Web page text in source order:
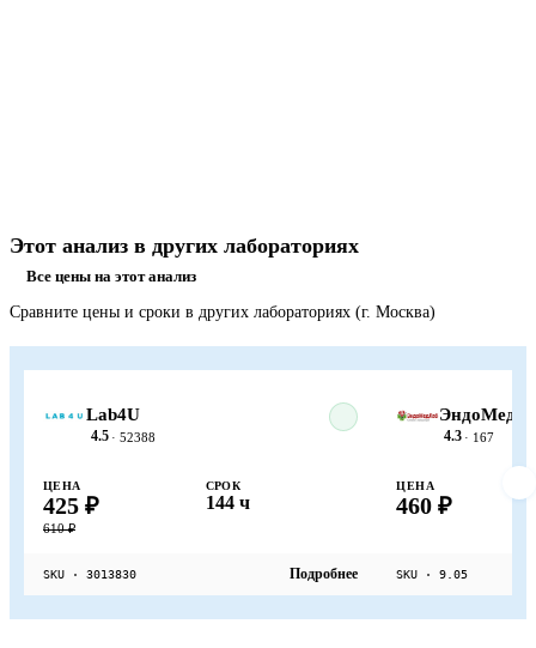
Этот анализ в других лабораториях
Все цены на этот анализ
Сравните цены и сроки в других лабораториях (г. Москва)
Lab4U
4.5 · 52388
ЦЕНА
425 ₽
610 ₽
СРОК
144 ч
SKU · 3013830 Подробнее
4.3 · 167
ЦЕНА
460 ₽
SKU · 9.05